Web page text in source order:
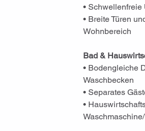
•
• Breite Türen
Wohnbereich
Bad &
• Bodengleiche
Waschbecken
• Separates
•